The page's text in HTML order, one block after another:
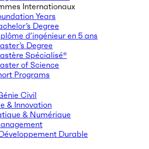
Internationaux
Years
Degree
d’ingénieur en 5 ans
Degree
Spécialisé®
of Science
Programs
Civil
& Innovation
& Numérique
Durable